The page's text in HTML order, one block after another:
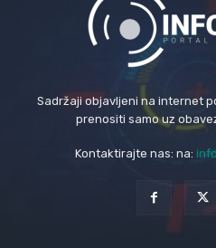
Sadržaji objavljeni na internet
prenositi samo uz
Kontaktirajte nas: na: